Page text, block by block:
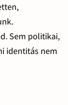
Sem politikai,
identitás nem